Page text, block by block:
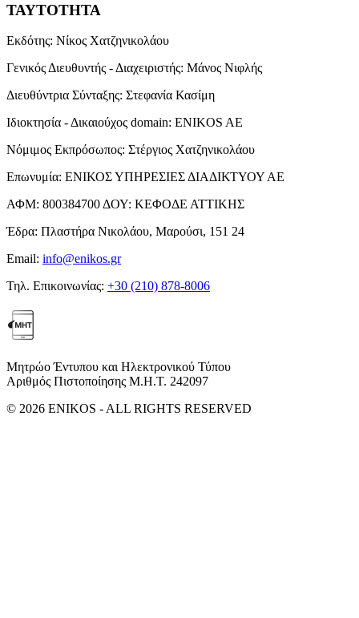
ΤΑΥΤΟΤΗΤΑ
Εκδότης: Νίκος Χατζηνικολάου
Γενικός Διευθυντής - Διαχειριστής: Μάνος Νιφλής
Διευθύντρια Σύνταξης: Στεφανία Κασίμη
Ιδιοκτησία - Δικαιούχος domain: ENIKOS AE
Νόμιμος Εκπρόσωπος: Στέργιος Χατζηνικολάου
Επωνυμία: ΕΝΙΚΟΣ ΥΠΗΡΕΣΙΕΣ ΔΙΑΔΙΚΤΥΟΥ ΑΕ
ΑΦΜ: 800384700 ΔΟΥ: ΚΕΦΟΔΕ ΑΤΤΙΚΗΣ
Έδρα: Πλαστήρα Νικολάου, Μαρούσι, 151 24
Email: info@enikos.gr
Τηλ. Επικοινωνίας: +30 (210) 878-8006
Μητρώο Έντυπου και Ηλεκτρονικού Τύπου
Αριθμός Πιστοποίησης Μ.Η.Τ. 242097
© 2026 ENIKOS - ALL RIGHTS RESERVED